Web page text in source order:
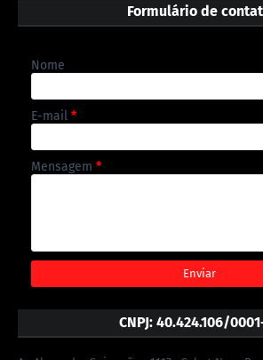
Formulário de
Nome
E-mail *
Mensagem *
CNPJ: 40.424.106/